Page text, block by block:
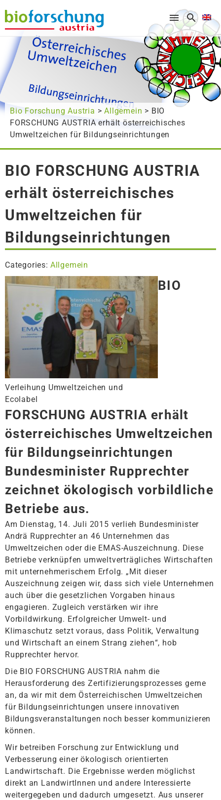
What are you looking for?
Bio Forschung Austria >Allgemein > BIO
FORSCHUNG AUSTRIA erhält österreichisches
Umweltzeichen für Bildungseinrichtungen
BIO FORSCHUNG AUSTRIA
erhält österreichisches
Umweltzeichen für
Bildungseinrichtungen
Categories: Allgemein
Verleihung Umweltzeichen und
Ecolabel
BIO
FORSCHUNG AUSTRIA erhält
österreichisches Umweltzeichen
für Bildungseinrichtungen
Bundesminister Rupprechter
zeichnet ökologisch vorbildliche
Betriebe aus.
Am Dienstag, 14. Juli 2015 verlieh Bundesminister
Andrä Rupprechter an 46 Unternehmen das
Umweltzeichen oder die EMAS-Auszeichnung. Diese
Betriebe verknüpfen umweltverträgliches Wirtschaften
mit unternehmerischem Erfolg. „Mit dieser
Auszeichnung zeigen wir, dass sich viele Unternehmen
auch über die gesetzlichen Vorgaben hinaus
engagieren. Zugleich verstärken wir ihre
Vorbildwirkung. Erfolgreicher Umwelt- und
Klimaschutz setzt voraus, dass Politik, Verwaltung
und Wirtschaft an einem Strang ziehen“, hob
Rupprechter hervor.
Die BIO FORSCHUNG AUSTRIA nahm die
Herausforderung des Zertifizierungsprozesses gerne
an, da wir mit dem Österreichischen Umweltzeichen
für Bildungseinrichtungen unsere innovativen
Bildungsveranstaltungen noch besser kommunizieren
können.
Wir betreiben Forschung zur Entwicklung und
Verbesserung einer ökologisch orientierten
Landwirtschaft. Die Ergebnisse werden möglichst
direkt an LandwirtInnen und andere Interessierte
weitergegeben und dadurch umgesetzt. Aus unserer